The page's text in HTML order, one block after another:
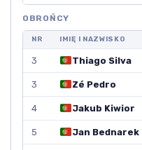
OBROŃCY
NR IMIĘ I NAZWISKO
3 Thiago Silva
3 Zé Pedro
4 Jakub Kiwior
5 Jan Bednarek